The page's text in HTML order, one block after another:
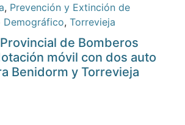
, Prevención y Extinción de
Demográfico, Torrevieja
de Bomberos
móvil con dos auto
Benidorm y Torrevieja